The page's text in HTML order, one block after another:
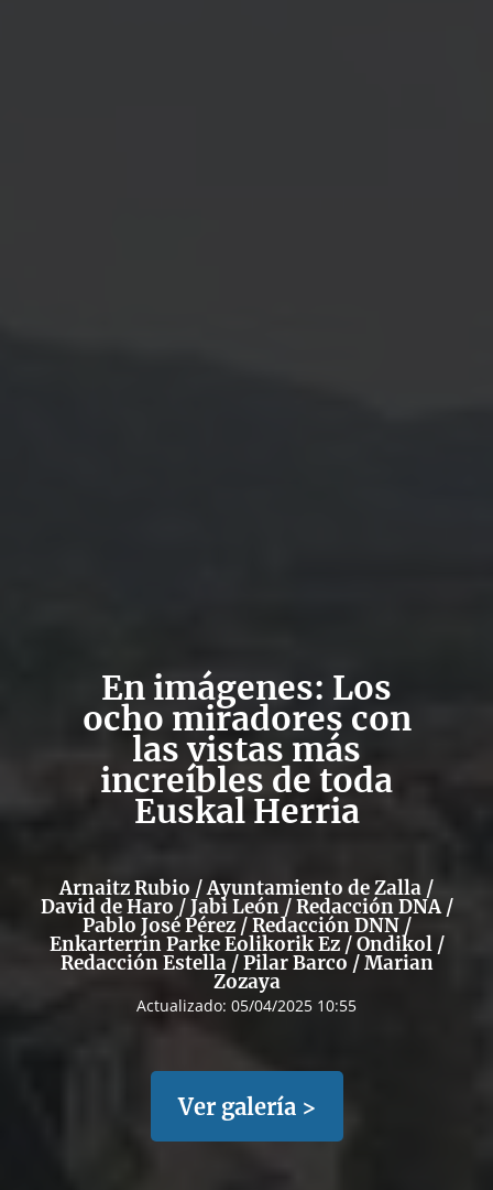
En imágenes: Los
ocho miradores con
las vistas más
increíbles de toda
Euskal Herria
Arnaitz Rubio / Ayuntamiento de Zalla /
David de Haro / Jabi León / Redacción DNA /
Pablo José Pérez / Redacción DNN /
Enkarterrin Parke Eolikorik Ez / Ondikol /
Redacción Estella / Pilar Barco / Marian
Zozaya
Actualizado: 05/04/2025 10:55
Ver galería >